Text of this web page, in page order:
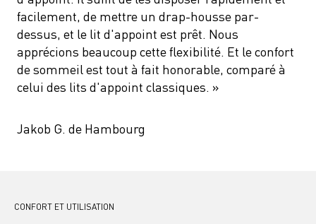
facilement, de mettre un drap-housse par-
dessus, et le lit d'appoint est prêt. Nous
apprécions beaucoup cette flexibilité. Et le confort
de sommeil est tout à fait honorable, comparé à
celui des lits d'appoint classiques. »
Jakob G. de Hambourg
CONFORT ET UTILISATION